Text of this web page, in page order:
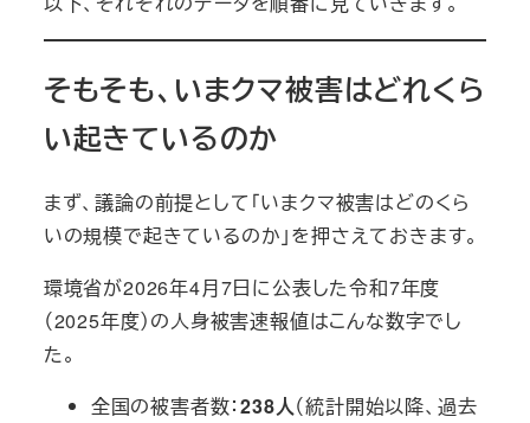
そもそも、いまクマ被害はどれくら
い起きているのか
まず、議論の前提として「いまクマ被害はどのくら
いの規模で起きているのか」を押さえておきます。
環境省が2026年4月7日に公表した令和7年度
（2025年度）の人身被害速報値はこんな数字でし
た。
全国の被害者数：238人（統計開始以降、過去